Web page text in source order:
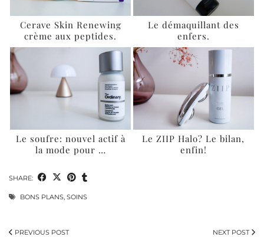
Cerave Skin Renewing
crème aux peptides.
Le démaquillant des
enfers.
Le soufre: nouvel actif à
la mode pour …
Le ZIIP Halo? Le bilan,
enfin!
SHARE:
BONS PLANS SOINS
PREVIOUS POST NEXT POST